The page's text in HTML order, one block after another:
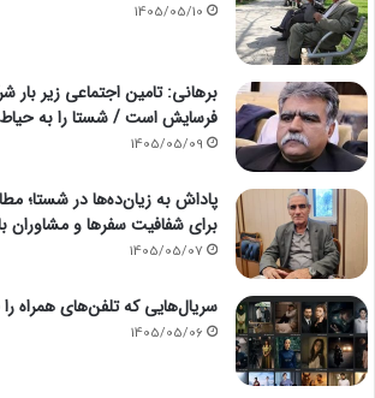
1405/05/10
برهانی: تامین اجتماعی زیر
فرسایش است / شستا را به
1405/05/09
پاداش به زیان‌ده‌ها در شستا؛
برای شفافیت سفرها و مشاوران
1405/05/07
سریال‌هایی که تلفن‌های همراه
1405/05/06